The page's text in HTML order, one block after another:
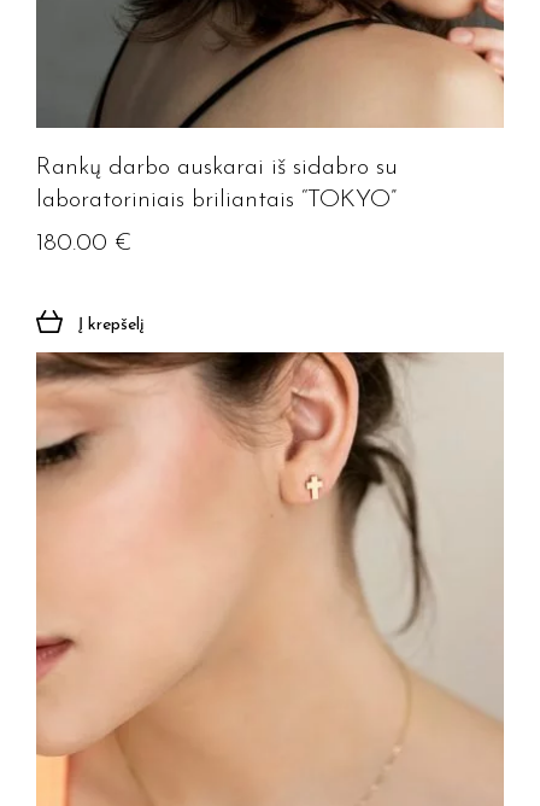
Rankų darbo auskarai iš sidabro su
laboratoriniais briliantais “TOKYO”
180.00 €
Į krepšelį